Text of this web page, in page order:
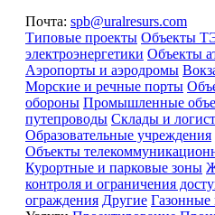
Почта: spb@uralresurs.com
Типовые проекты Объекты
электроэнергетики Объекты
Аэропорты и аэродромы
Морские и речные порты
обороны Промышленные
путепроводы Склады и
Образовательные учреждения
Объекты
Курортные и парковые зоны
контроля и ограничения
ограждения Другие Газонные